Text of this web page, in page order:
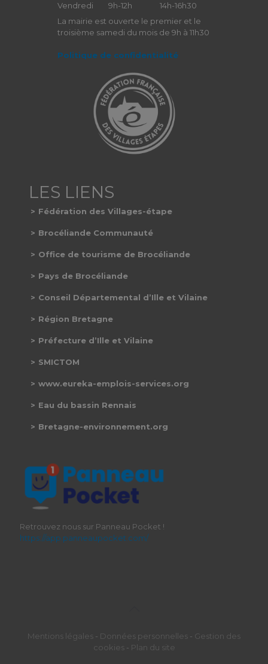
Vendredi
9h-12h
14h-16h30
La mairie est ouverte le premier et le
troisième samedi du mois de 9h à 11h30
Politique de confidentialité
Fédération des Villages-étape
Brocéliande Communauté
Office de tourisme de Brocéliande
Pays de Brocéliande
Conseil Départemental d’Ille et Vilaine
Région Bretagne
Préfecture d’Ille et Vilaine
SMICTOM
www.eureka-emplois-services.org
Eau du bassin Rennais
Bretagne-environnement.org
Retrouvez nous sur Panneau Pocket !
https://app.panneaupocket.com/
Mentions légales - Données personnelles - Gestion des
cookies- Plan du site